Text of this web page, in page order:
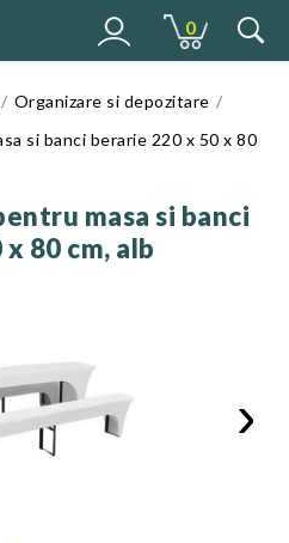
0
Organizare si depozitare
si banci berarie 220 x 50 x 80
masa si banci
80 cm, alb
›